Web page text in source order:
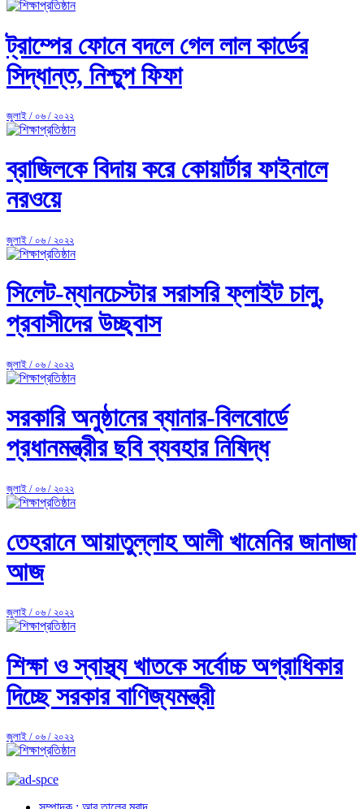
ট্রাম্পের ফোনে বদলে গেল লাল কার্ডের
সিদ্ধান্ত, নিশ্চুপ ফিফা
জুলাই / ০৬ / ২০২২
ব্রাজিলকে বিদায় করে কোয়ার্টার ফাইনালে
নরওয়ে
জুলাই / ০৬ / ২০২২
সিলেট-ম্যানচেস্টার সরাসরি ফ্লাইট চালু,
প্রবাসীদের উচ্ছ্বাস
জুলাই / ০৬ / ২০২২
সরকারি অনুষ্ঠানের ব্যানার-বিলবোর্ডে
প্রধানমন্ত্রীর ছবি ব্যবহার নিষিদ্ধ
জুলাই / ০৬ / ২০২২
তেহরানে আয়াতুল্লাহ আলী খামেনির জানাজা
আজ
জুলাই / ০৬ / ২০২২
শিক্ষা ও স্বাস্থ্য খাতকে সর্বোচ্চ অগ্রাধিকার
দিচ্ছে সরকার বাণিজ্যমন্ত্রী
জুলাই / ০৬ / ২০২২